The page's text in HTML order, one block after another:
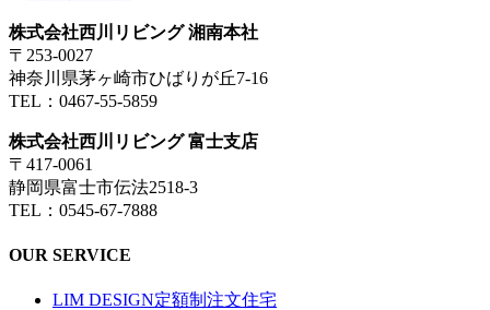
株式会社西川リビング 湘南本社
〒253-0027
神奈川県茅ヶ崎市ひばりが丘7-16
TEL：0467-55-5859
株式会社西川リビング 富士支店
〒417-0061
静岡県富士市伝法2518-3
TEL：0545-67-7888
OUR SERVICE
LIM DESIGN定額制注文住宅